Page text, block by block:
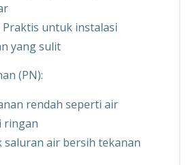
Praktis untuk instalasi
yang sulit
(PN):
rendah seperti air
ringan
saluran air bersih tekanan